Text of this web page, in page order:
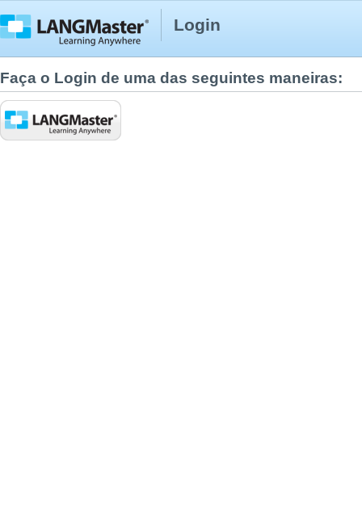
Login
Faça o Login de uma das seguintes maneiras: